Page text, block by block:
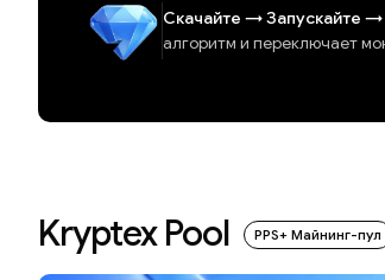
Скачайте →Запускайте →
алгоритм и переключает
Kryptex Pool PPS+ Майнинг-пул